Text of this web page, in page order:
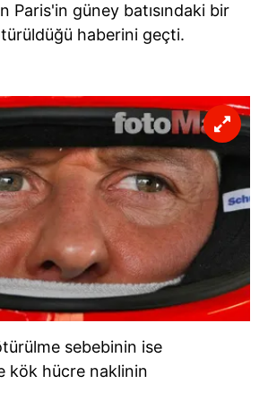
Paris'in güney batısındaki bir
haberini geçti.
sebebinin ise
kök hücre naklinin